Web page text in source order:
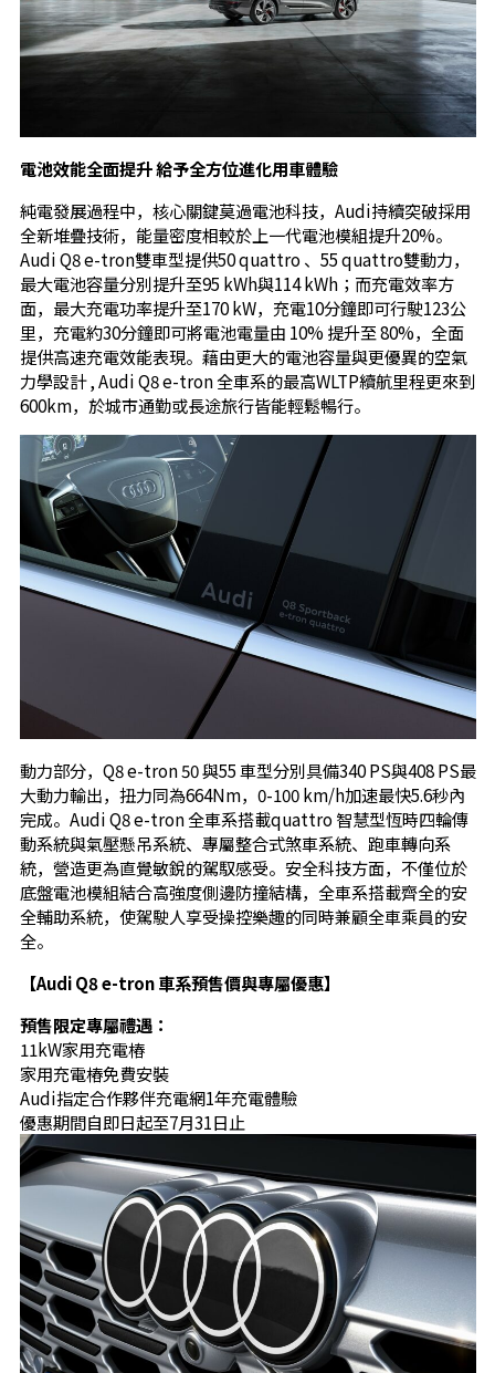
電池效能全面提升 給予全方位進化用車體驗
純電發展過程中，核心關鍵莫過電池科技，Audi持續突破採用
全新堆疊技術，能量密度相較於上一代電池模組提升20%。
Audi Q8 e-tron雙車型提供50 quattro 、55 quattro雙動力，
最大電池容量分別提升至95 kWh與114 kWh；而充電效率方
面，最大充電功率提升至170 kW，充電10分鐘即可行駛123公
里，充電約30分鐘即可將電池電量由 10% 提升至 80%，全面
提供高速充電效能表現。藉由更大的電池容量與更優異的空氣
力學設計 , Audi Q8 e-tron 全車系的最高WLTP續航里程更來到
600km，於城市通勤或長途旅行皆能輕鬆暢行。
動力部分，Q8 e-tron 50 與55 車型分別具備340 PS與408 PS最
大動力輸出，扭力同為664Nm，0-100 km/h加速最快5.6秒內
完成。Audi Q8 e-tron 全車系搭載quattro 智慧型恆時四輪傳
動系統與氣壓懸吊系統、專屬整合式煞車系統、跑車轉向系
統，營造更為直覺敏銳的駕馭感受。安全科技方面，不僅位於
底盤電池模組結合高強度側邊防撞結構，全車系搭載齊全的安
全輔助系統，使駕駛人享受操控樂趣的同時兼顧全車乘員的安
全。
【Audi Q8 e-tron 車系預售價與專屬優惠】
預售限定專屬禮遇：
11kW家用充電樁
家用充電樁免費安裝
Audi指定合作夥伴充電網1年充電體驗
優惠期間自即日起至7月31日止